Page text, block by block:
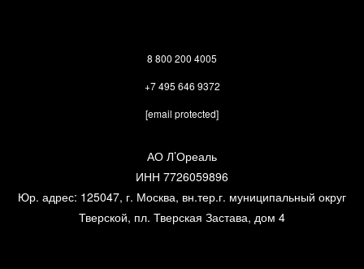
8 800 200 4005
+7 495 646 9372
[email protected]
АО Л’Ореаль
ИНН 7726059896
Юр. адрес: 125047, г. Москва, вн.тер.г. муниципальный округ
Тверской, пл. Тверская Застава, дом 4